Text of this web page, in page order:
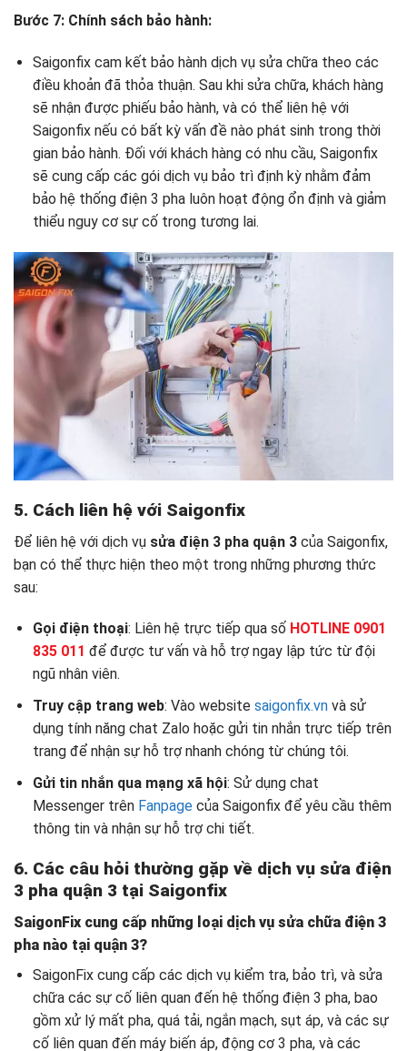
Bước 7: Chính sách bảo hành:
Saigonfix cam kết bảo hành dịch vụ sửa chữa theo các
điều khoản đã thỏa thuận. Sau khi sửa chữa, khách hàng
sẽ nhận được phiếu bảo hành, và có thể liên hệ với
Saigonfix nếu có bất kỳ vấn đề nào phát sinh trong thời
gian bảo hành. Đối với khách hàng có nhu cầu, Saigonfix
sẽ cung cấp các gói dịch vụ bảo trì định kỳ nhằm đảm
bảo hệ thống điện 3 pha luôn hoạt động ổn định và giảm
thiểu nguy cơ sự cố trong tương lai.
5. Cách liên hệ với Saigonfix
Để liên hệ với dịch vụ sửa điện 3 pha quận 3 của Saigonfix,
bạn có thể thực hiện theo một trong những phương thức
sau:
Gọi điện thoại: Liên hệ trực tiếp qua số HOTLINE 0901
835 011 để được tư vấn và hỗ trợ ngay lập tức từ đội
ngũ nhân viên.
Truy cập trang web: Vào website saigonfix.vnvà sử
dụng tính năng chat Zalo hoặc gửi tin nhắn trực tiếp trên
trang để nhận sự hỗ trợ nhanh chóng từ chúng tôi.
Gửi tin nhắn qua mạng xã hội: Sử dụng chat
Messenger trên Fanpagecủa Saigonfix để yêu cầu thêm
thông tin và nhận sự hỗ trợ chi tiết.
6. Các câu hỏi thường gặp về dịch vụ sửa điện
3 pha quận 3 tại Saigonfix
SaigonFix cung cấp những loại dịch vụ sửa chữa điện 3
pha nào tại quận 3?
SaigonFix cung cấp các dịch vụ kiểm tra, bảo trì, và sửa
chữa các sự cố liên quan đến hệ thống điện 3 pha, bao
gồm xử lý mất pha, quá tải, ngắn mạch, sụt áp, và các sự
cố liên quan đến máy biến áp, động cơ 3 pha, và các